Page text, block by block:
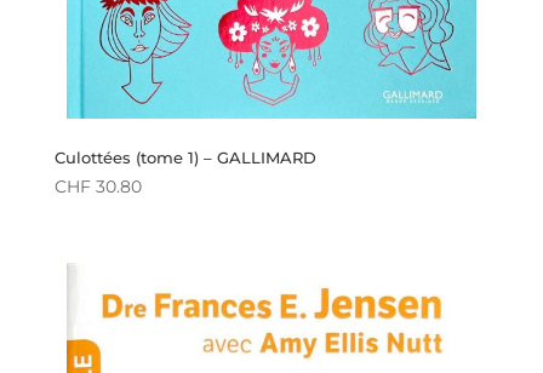
Culottées (tome 1) – GALLIMARD
CHF30.80